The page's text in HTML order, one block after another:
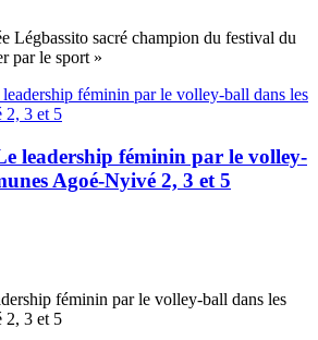
Légbassito sacré champion du festival du
par le sport »
leadership féminin par le volley-
Agoé-Nyivé 2, 3 et 5
féminin par le volley-ball dans les
2, 3 et 5